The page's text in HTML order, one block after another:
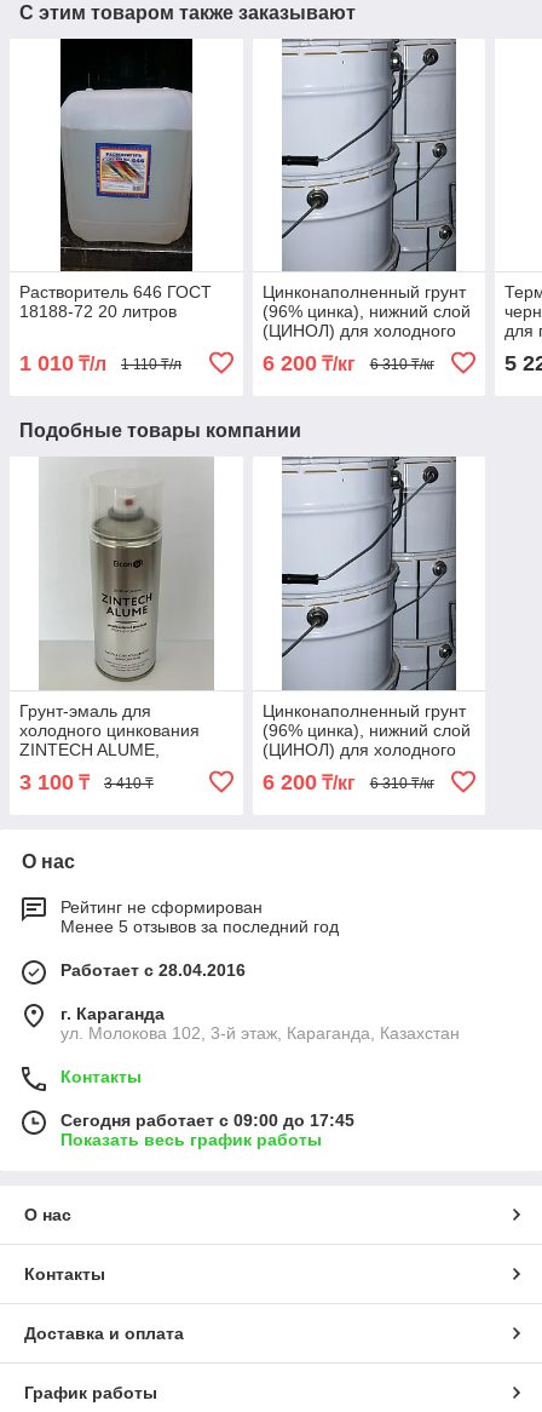
С этим товаром также заказывают
Растворитель 646 ГОСТ
18188-72 20 литров
1 010 ₸/л 1 110 ₸/л
Цинконаполненный грунт
(96% цинка), нижний слой
(ЦИНОЛ) для холодного
цинкования 20 кг Zintech
6 200₸/кг 6 310 ₸/кг
для
5
Подобные товары компании
Грунт-эмаль для
холодного цинкования
ZINTECH ALUME,
3 100 ₸ 3 410 ₸
Цинконаполненный грунт
(96% цинка), нижний слой
(ЦИНОЛ) для холодного
цинкования 20 кг Zintech
6 200₸/кг 6 310 ₸/кг
О нас
Рейтинг не сформирован
Менее 5 отзывов за последний год
Работает с 28.04.2016
г. Караганда
ул. Молокова 102, 3-й этаж, Караганда, Казахстан
Контакты
Сегодня работает с 09:00 до 17:45
Показать весь график работы
О нас
Контакты
Доставка и оплата
График работы